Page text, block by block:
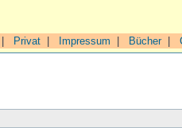
Privat Impressum Bücher|